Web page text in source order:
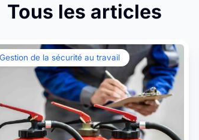
tous vos
l’inventaire
Suivez toutes les données de
votre parc matériel en temps
GPS.
APIs
facilement vos systèmes existants avec
Tous les articles
Gestion de la sécurité au travail